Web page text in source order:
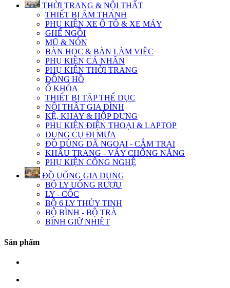
THỜI TRANG & NỘI THẤT
THIẾT BỊ ÂM THANH
PHỤ KIỆN XE Ô TÔ & XE MÁY
GHẾ NGỒI
MŨ & NÓN
BÀN HỌC & BÀN LÀM VIỆC
PHỤ KIỆN CÁ NHÂN
PHỤ KIỆN THỜI TRANG
ĐỒNG HỒ
Ổ KHÓA
THIẾT BỊ TẬP THỂ DỤC
NỘI THẤT GIA ĐÌNH
KỆ, KHAY & HỘP ĐỰNG
PHỤ KIỆN ĐIỆN THOẠI & LAPTOP
DỤNG CỤ ĐI MƯA
ĐỒ DÙNG DÃ NGOẠI - CẮM TRẠI
KHẨU TRANG - VÁY CHỐNG NẮNG
PHỤ KIỆN CÔNG NGHỆ
ĐỒ UỐNG GIA DỤNG
BỘ LY UỐNG RƯỢU
LY - CỐC
BỘ 6 LY THỦY TINH
BỘ BÌNH - BỘ TRÀ
BÌNH GIỮ NHIỆT
Sản phẩm